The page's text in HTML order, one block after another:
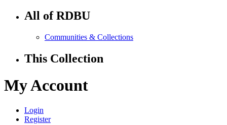
All of RDBU
Communities & Collections
This Collection
My Account
Login
Register